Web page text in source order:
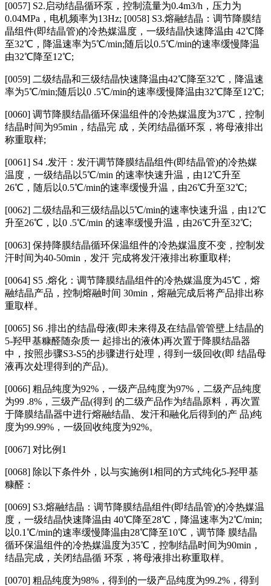
[0057] S2.启动结晶循环泵，控制流量为0.4m3/h，压力为
0.04MPa，电机频率为13Hz; [0058] S3.熔融结晶：调节降膜结
晶组件(即结晶管)的冷热媒温度，一级结晶快速降温由 42℃降
至32℃，降温速率为5℃/min;随后以0.5℃/min的速率缓慢降温
由32℃降至12℃;
[0059] 二级结晶和三级结晶快速降温由42℃降至32℃，降温速
率为5℃/min;随后以0 .5℃/min的速率缓慢降温由32℃降至12℃;
[0060] 调节降膜结晶循环保温组件的冷热媒温度为37℃，控制
结晶时间为95min，结晶完 成，关闭结晶循环泵，将母液排出
称重取样;
[0061] S4 .发汗：发汗调节降膜结晶组件(即结晶管)的冷热媒
温度，一级结晶以5℃/min 的速率快速升温，由12℃升至
26℃，随后以0.5℃/min的速率缓慢升温，由26℃升至32℃;
[0062] 二级结晶和三级结晶以5℃/min的速率快速升温，由12℃
升至26℃，以0 .5℃/min 的速率缓慢升温，由26℃升至32℃;
[0063] 保持降膜结晶循环保温组件的冷热媒温度不变，控制发
汗时间为40‑50min，发汗 完成将发汗液排出称重取样;
[0064] S5 .熔化：调节降膜结晶组件的冷热媒温度为45℃，熔
融结晶产品，控制熔融时间 30min，熔融完成后将产品排出称
重取样。
[0065] S6 .排出的结晶母液(即未来得及在结晶管管壁上结晶的
5‑羟甲基糠醛随杂质一 起排出的液体)再次置于降膜结晶器
中，按照步骤S3‑S5的步骤进行处理，得到一级回收(即 结晶母
液再次处理得到的产品)。
[0066] 粗品纯度为92%，一级产品纯度为97%，二级产品纯度
为99 .8%，三级产品(得到 的二级产品作为结晶原料，再次置
于降膜结晶器中进行熔融结晶、发汗和融化后得到的产 品)纯
度为99.99%，一级回收纯度为92%。
[0067] 对比例1
[0068] 除以下条件外，以与实施例1相同的方式纯化5‑羟甲基
糠醛：
[0069] S3.熔融结晶：调节降膜结晶组件(即结晶管)的冷热媒温
度，一级结晶快速降温由 40℃降至28℃，降温速率为2℃/min;
以0.1℃/min的速率缓慢降温由28℃降至10℃，调节降 膜结晶
循环保温组件的冷热媒温度为35℃，控制结晶时间为90min，
结晶完成，关闭结晶循 环泵，将母液排出称重取样。
[0070] 粗品纯度为98%，得到的一级产品纯度为99.2%，得到